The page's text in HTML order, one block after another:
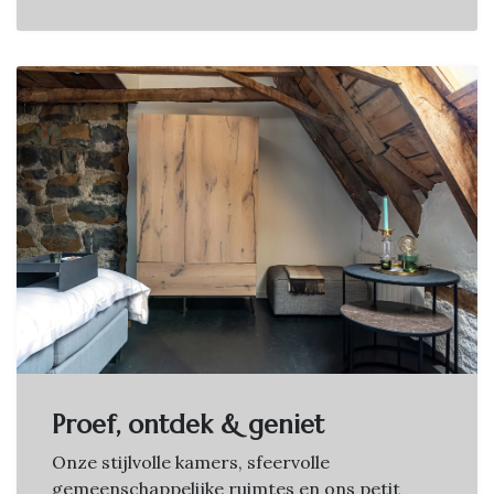
Proef, ontdek & geniet
Onze stijlvolle kamers, sfeervolle
gemeenschappelijke ruimtes en ons petit